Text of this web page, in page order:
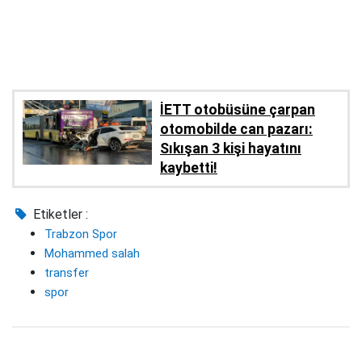
İETT otobüsüne çarpan
otomobilde can pazarı:
Sıkışan 3 kişi hayatını
kaybetti!
Etiketler :
Trabzon Spor
Mohammed salah
transfer
spor